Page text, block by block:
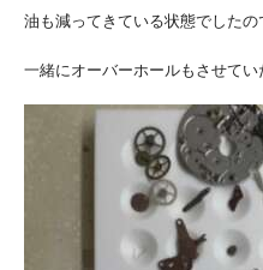
油も減ってきている状態でした
一緒にオーバーホールもさせてい